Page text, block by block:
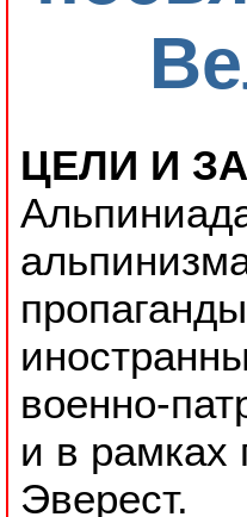
ЦЕЛИ И
военно-
и в рамках
Эверест.